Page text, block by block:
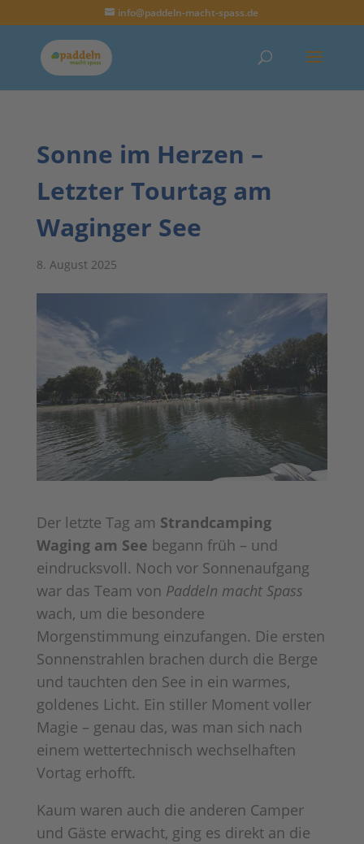
info@paddeln-macht-spass.de
Sonne im Herzen –
Letzter Tourtag am
Waginger See
8. August 2025
Der letzte Tag am Strandcamping
Waging am See begann früh – und
eindrucksvoll. Noch vor Sonnenaufgang
war das Team von Paddeln macht Spass
wach, um die besondere
Morgenstimmung einzufangen. Die ersten
Sonnenstrahlen brachen durch die Berge
und tauchten den See in ein warmes,
goldenes Licht. Ein stiller Moment voller
Magie – genau das, was man sich nach
einem wettertechnisch wechselhaften
Vortag erhofft.
Kaum waren auch die anderen Camper
und Gäste erwacht, ging es direkt an die